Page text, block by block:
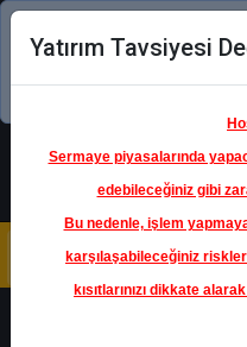
Şimdi
Yatırım Tavsiyesi
Sermaye piyasalarında
edebileceğiniz gibi
Bu nedenle, işlem
karşılaşabileceğiniz
kısıtlarınızı dikkate